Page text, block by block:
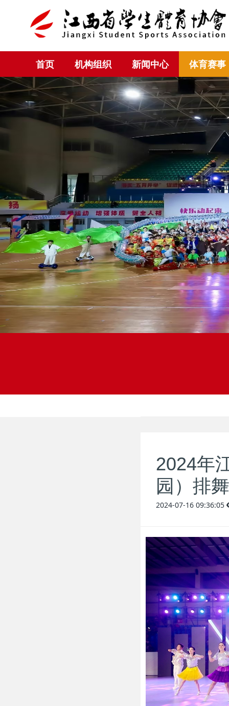
首页 机构组织 新闻中心 体育赛事
2024年
园）排
2024-07-16 09:36:05